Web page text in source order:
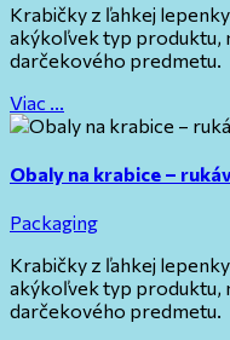
Krabičky z ľahkej
akýkoľvek typ produktu,
darčekového predmetu.
Viac ...
Obaly na krabice –
Packaging
Krabičky z ľahkej
akýkoľvek typ produktu,
darčekového predmetu.